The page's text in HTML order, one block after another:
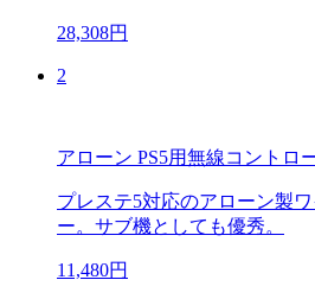
28,308円
2
アローン PS5用無線コントロ
プレステ5対応のアローン製
ー。サブ機としても優秀。
11,480円